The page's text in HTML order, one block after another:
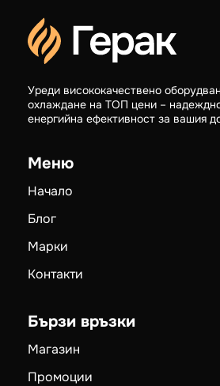
охлаждане на ТОП цени –
енергийна ефективност за вашия
Магазин